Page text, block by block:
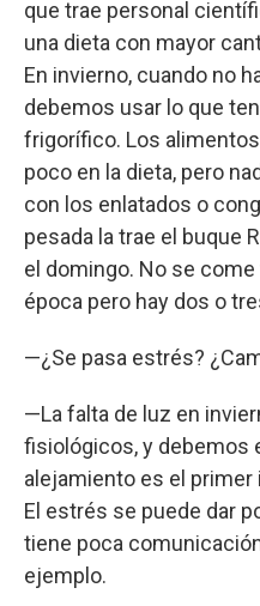
que trae personal
una dieta con mayor
En invierno, cuando no
debemos usar lo que
frigorífico. Los
poco en la dieta, pero
con los enlatados o
pesada la trae el buque
el domingo. No se
época pero hay dos o
—¿Se pasa estrés?
—La falta de luz en
fisiológicos, y debemos
alejamiento es el
El estrés se puede dar
tiene poca
ejemplo.